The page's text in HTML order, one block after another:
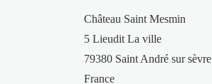
Château Saint Mesmin
5 Lieudit La ville
79380 Saint André sur sèvre
France